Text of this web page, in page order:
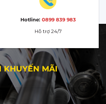
Hotline: 0899 839 983
Hỗ trợ 24/7
KHUYẾN MÃI